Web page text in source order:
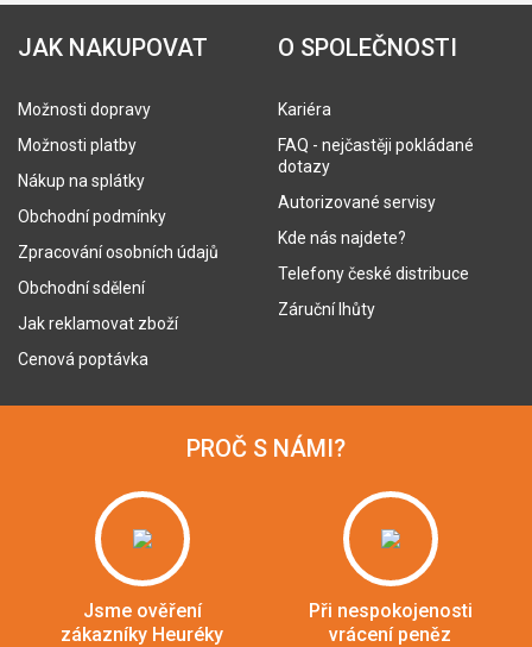
JAK NAKUPOVAT
Možnosti dopravy
Možnosti platby
Nákup na splátky
Obchodní podmínky
Zpracování osobních údajů
Obchodní sdělení
Jak reklamovat zboží
Cenová poptávka
O SPOLEČNOSTI
Kariéra
FAQ - nejčastěji pokládané
dotazy
Autorizované servisy
Kde nás najdete?
Telefony české distribuce
Záruční lhůty
PROČ S NÁMI?
Jsme ověření
zákazníky Heuréky
Při nespokojenosti
vrácení peněz